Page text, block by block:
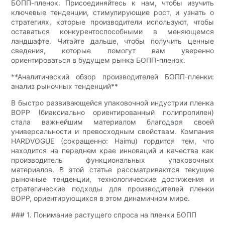
БОПП-пленок. Присоединяйтесь к нам, чтобы изучить
ключевые тенденции, стимулирующие рост, и узнать о
стратегиях, которые производители используют, чтобы
оставаться конкурентоспособными в меняющемся
ландшафте. Читайте дальше, чтобы получить ценные
сведения, которые помогут вам уверенно
ориентироваться в будущем рынка БОПП-пленок.
**Аналитический обзор производителей БОПП-пленки:
анализ рыночных тенденций**
В быстро развивающейся упаковочной индустрии пленка
BOPP (биаксиально ориентированный полипропилен)
стала важнейшим материалом благодаря своей
универсальности и превосходным свойствам. Компания
HARDVOGUE (сокращенно: Haimu) гордится тем, что
находится на переднем крае инноваций и качества как
производитель функциональных упаковочных
материалов. В этой статье рассматриваются текущие
рыночные тенденции, технологические достижения и
стратегические подходы для производителей пленки
BOPP, ориентирующихся в этом динамичном мире.
### 1. Понимание растущего спроса на пленки БОПП